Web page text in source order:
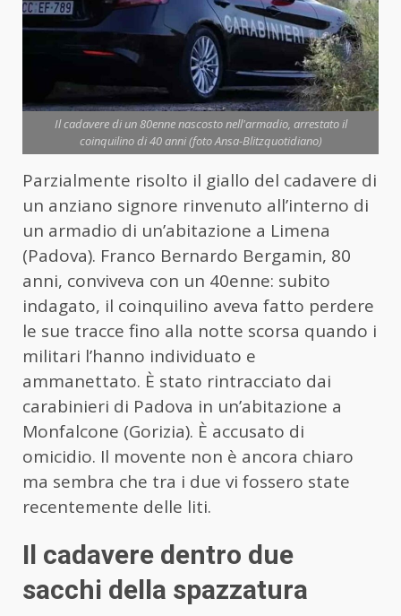
Il cadavere di un 80enne nascosto nell'armadio, arrestato il
coinquilino di 40 anni (foto Ansa-Blitzquotidiano)
Parzialmente risolto il giallo del cadavere di
un anziano signore rinvenuto all’interno di
un armadio di un’abitazione a Limena
(Padova). Franco Bernardo Bergamin, 80
anni, conviveva con un 40enne: subito
indagato, il coinquilino aveva fatto perdere
le sue tracce fino alla notte scorsa quando i
militari l’hanno individuato e
ammanettato. È stato rintracciato dai
carabinieri di Padova in un’abitazione a
Monfalcone (Gorizia). È accusato di
omicidio. Il movente non è ancora chiaro
ma sembra che tra i due vi fossero state
recentemente delle liti.
Il cadavere dentro due
sacchi della spazzatura